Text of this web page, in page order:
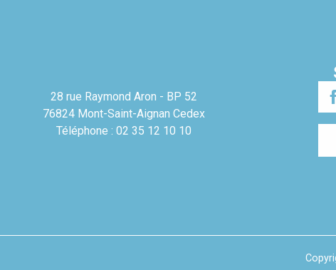
28 rue Raymond Aron - BP 52
76824 Mont-Saint-Aignan Cedex
Téléphone : 02 35 12 10 10